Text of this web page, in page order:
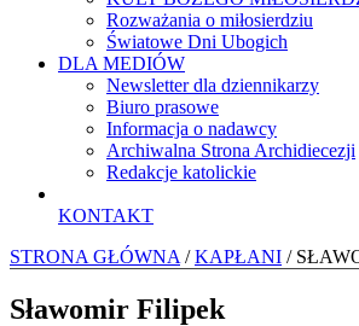
Rozważania o miłosierdziu
Światowe Dni Ubogich
DLA MEDIÓW
Newsletter dla dziennikarzy
Biuro prasowe
Informacja o nadawcy
Archiwalna Strona Archidiecezji
Redakcje katolickie
KONTAKT
STRONA GŁÓWNA /KAPŁANI /
Sławomir Filipek